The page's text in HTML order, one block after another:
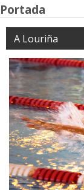
Portada
A Louriña